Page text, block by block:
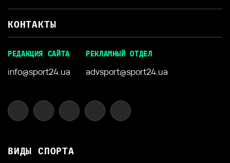
КОНТАКТЫ
РЕДАКЦИЯ САЙТА
info@sport24.ua
РЕКЛАМНЫЙ ОТДЕЛ
advsport@sport24.ua
ВИДЫ СПОРТА